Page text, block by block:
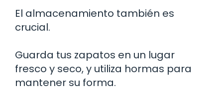
El almacenamiento también es
crucial.
Guarda tus zapatos en un lugar
fresco y seco, y utiliza hormas para
mantener su forma.